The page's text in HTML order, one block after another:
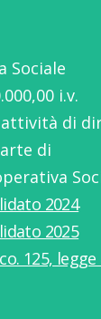
Sociale
i.v.
di
di
2024
2025
125,